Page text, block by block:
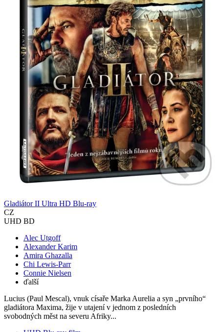
Gladiátor II Ultra HD Blu-ray
CZ
UHD BD
Alec Utgoff
Alexander Karim
Amira Ghazalla
Chi Lewis-Parr
Connie Nielsen
ďalší
Lucius (Paul Mescal), vnuk císaře Marka Aurelia a syn „prvního“
gladiátora Maxima, žije v utajení v jednom z posledních
svobodných měst na severu Afriky...